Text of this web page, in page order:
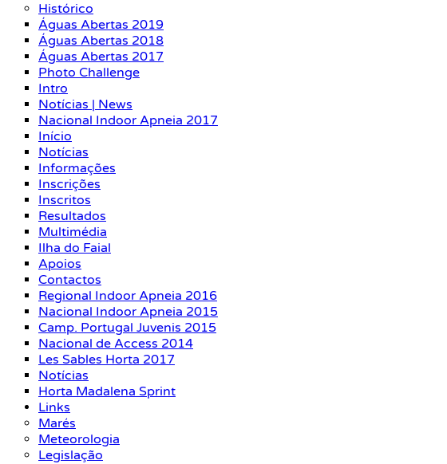
Histórico
Águas Abertas 2019
Águas Abertas 2018
Águas Abertas 2017
Photo Challenge
Intro
Notícias | News
Nacional Indoor Apneia 2017
Início
Notícias
Informações
Inscrições
Inscritos
Resultados
Multimédia
Ilha do Faial
Apoios
Contactos
Regional Indoor Apneia 2016
Nacional Indoor Apneia 2015
Camp. Portugal Juvenis 2015
Nacional de Access 2014
Les Sables Horta 2017
Notícias
Horta Madalena Sprint
Links
Marés
Meteorologia
Legislação